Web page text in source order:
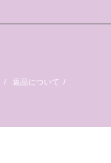
/ 返品について /